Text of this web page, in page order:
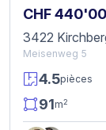
CHF
3422
Meisenweg 5
4.5pièces
91m2